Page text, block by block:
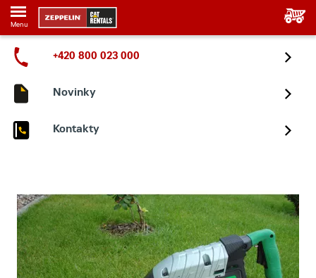
Menu
+420 800 023 000
Novinky
Kontakty